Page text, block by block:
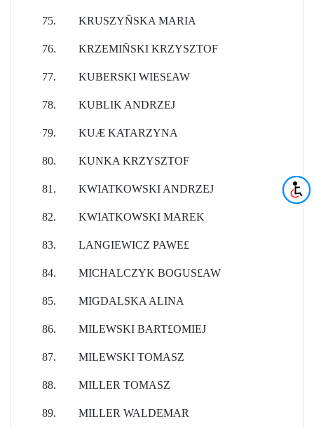
75. KRUSZYÑSKA MARIA
76. KRZEMIÑSKI KRZYSZTOF
77. KUBERSKI WIES£AW
78. KUBLIK ANDRZEJ
79. KUÆ KATARZYNA
80. KUNKA KRZYSZTOF
81. KWIATKOWSKI ANDRZEJ
82. KWIATKOWSKI MAREK
83. LANGIEWICZ PAWE£
84. MICHALCZYK BOGUS£AW
85. MIGDALSKA ALINA
86. MILEWSKI BART£OMIEJ
87. MILEWSKI TOMASZ
88. MILLER TOMASZ
89. MILLER WALDEMAR